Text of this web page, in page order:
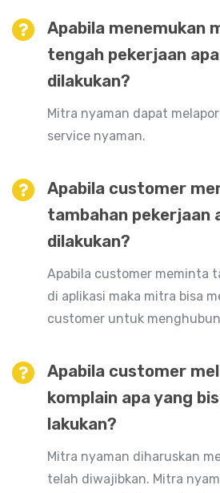
Apabila menemukan
tengah pekerjaan
dilakukan?
Mitra nyaman dapat
service nyaman.
Apabila customer
tambahan pekerjaan
dilakukan?
Apabila customer meminta
di aplikasi maka mitra bisa
customer untuk
Apabila customer
komplain apa yang
lakukan?
Mitra nyaman diharuskan
telah diwajibkan. Mitra